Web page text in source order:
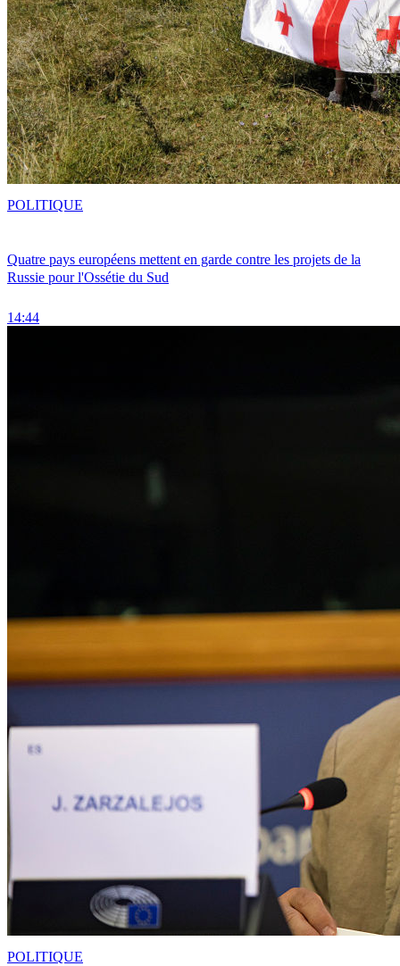
Quatre pays européens mettent en garde contre les projets de la
Russie pour l'Ossétie du Sud
14:44
POLITIQUE
POLITIQUE